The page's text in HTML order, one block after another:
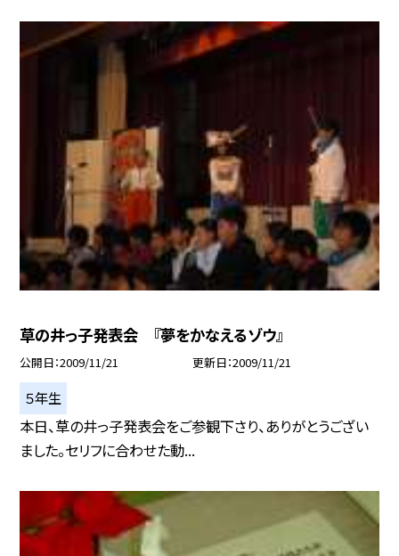
草の井っ子発表会 『夢をかなえるゾウ』
公開日 2009/11/21 更新日 2009/11/21
５年生
本日、草の井っ子発表会をご参観下さり、ありがとうござい
ました。セリフに合わせた動...